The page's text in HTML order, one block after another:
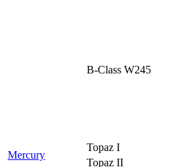
B-Class W245
Mercury
Topaz I
Topaz II